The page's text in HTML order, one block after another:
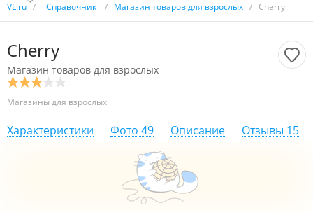
VL.ru / Справочник / Магазин товаров для взрослых / Cherry
Cherry
Магазин товаров для взрослых
Магазины для взрослых
Характеристики Фото 49 Описание Отзывы 15